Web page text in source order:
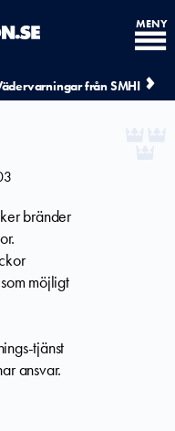
från SMHI
MENY
bränder
möjligt
tjänst
ansvar.